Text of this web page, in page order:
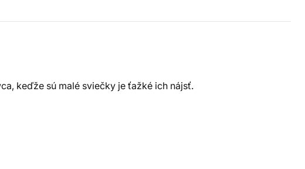
keďže sú malé sviečky je ťažké ich nájsť.